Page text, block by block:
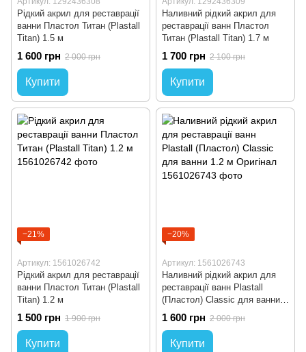
Рідкий акрил для реставрації
ванни Пластол Титан (Plastall
Titan) 1.5 м
1 600 грн 2 000 грн
Купити
Наливний рідкий акрил для
реставрації ванн Пластол
Титан (Plastall Titan) 1.7 м
1 700 грн 2 100 грн
Купити
−21%
Артикул: 1561026742
Рідкий акрил для реставрації
ванни Пластол Титан (Plastall
Titan) 1.2 м
1 500 грн 1 900 грн
Купити
−20%
Артикул: 1561026743
Наливний рідкий акрил для
реставрації ванн Plastall
(Пластол) Classic для ванни
1.2 м Оригінал
1 600 грн 2 000 грн
Купити